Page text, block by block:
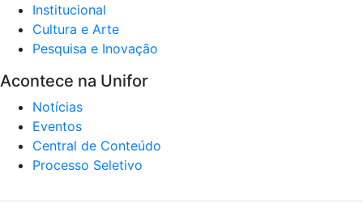
Institucional
Cultura e Arte
Pesquisa e Inovação
Acontece na Unifor
Notícias
Eventos
Central de Conteúdo
Processo Seletivo